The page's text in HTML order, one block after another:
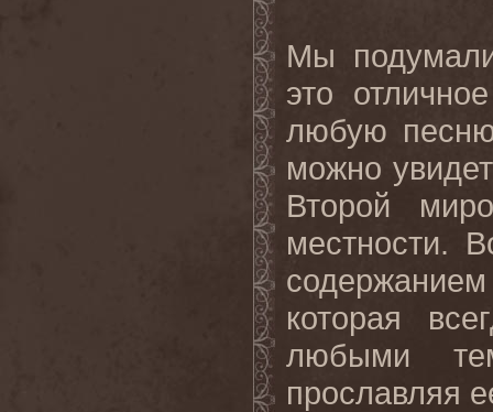
Мы
это
любую
можно
Второй
местности.
содержанием
которая
любыми
прославляя